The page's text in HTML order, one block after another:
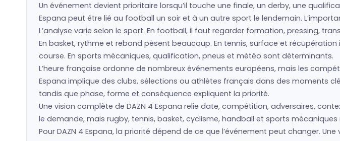
Un événement devient prioritaire lorsqu’il touche une finale, un derby, une
Espana peut être lié au football un soir et à un autre sport le lendemain.
L’analyse varie selon le sport. En football, il faut regarder formation, pressing,
En basket, rythme et rebond pèsent beaucoup. En tennis, surface et
course. En sports mécaniques, qualification, pneus et météo sont déterminants.
L’heure française ordonne de nombreux événements européens, mais les
Espana implique des clubs, sélections ou athlètes français dans des moments
tandis que phase, forme et conséquence expliquent la priorité.
Une vision complète de DAZN 4 Espana relie date, compétition, adversaires,
le demande, mais rugby, tennis, basket, cyclisme, handball et sports
Pour DAZN 4 Espana, la priorité dépend de ce que l’événement peut changer.